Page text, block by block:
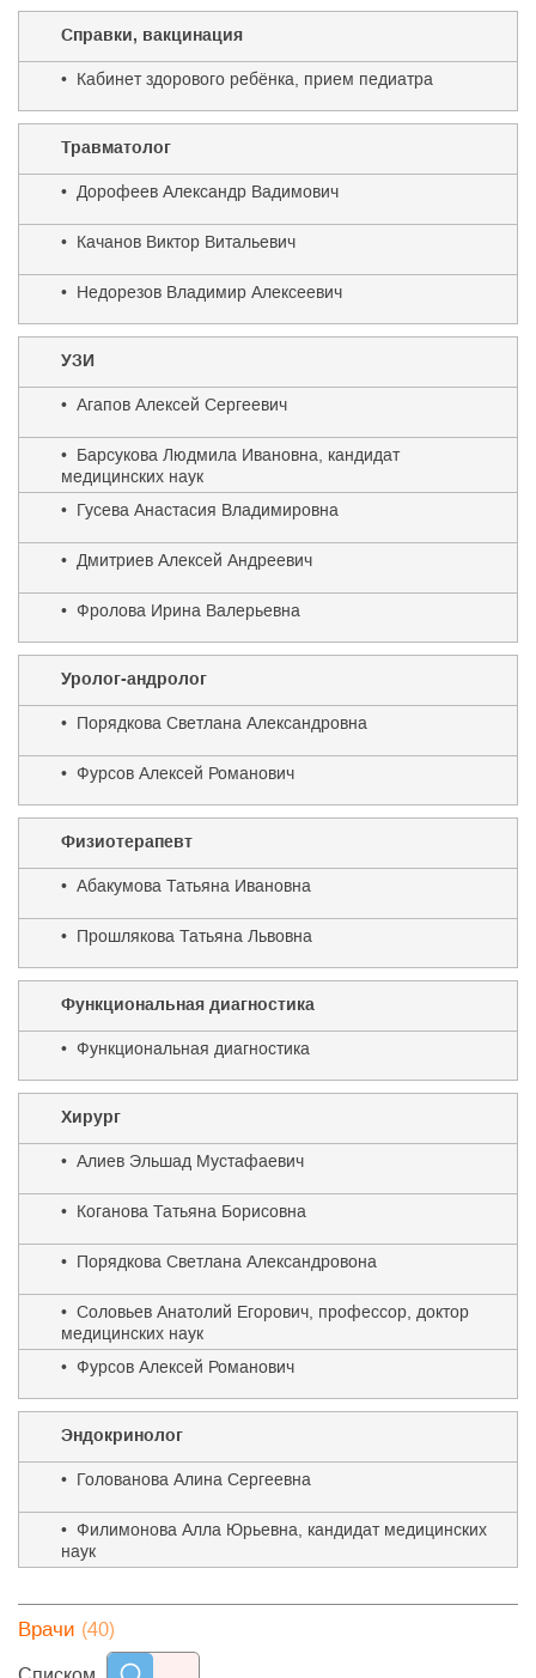
Справки, вакцинация
• Кабинет здорового ребёнка, прием педиатра
Травматолог
• Дорофеев Александр Вадимович
• Качанов Виктор Витальевич
• Недорезов Владимир Алексеевич
УЗИ
• Агапов Алексей Сергеевич
• Барсукова Людмила Ивановна, кандидат
медицинских наук
• Гусева Анастасия Владимировна
• Дмитриев Алексей Андреевич
• Фролова Ирина Валерьевна
Уролог-андролог
• Порядкова Светлана Александровна
• Фурсов Алексей Романович
Физиотерапевт
• Абакумова Татьяна Ивановна
• Прошлякова Татьяна Львовна
Функциональная диагностика
• Функциональная диагностика
Хирург
• Алиев Эльшад Мустафаевич
• Коганова Татьяна Борисовна
• Порядкова Светлана Александровона
• Соловьев Анатолий Егорович, профессор, доктор
медицинских наук
• Фурсов Алексей Романович
Эндокринолог
• Голованова Алина Сергеевна
• Филимонова Алла Юрьевна, кандидат медицинских
наук
Врачи (40)